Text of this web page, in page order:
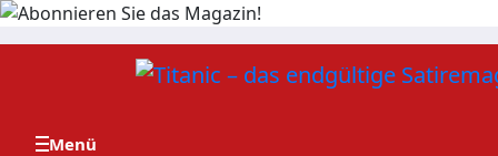
Zum